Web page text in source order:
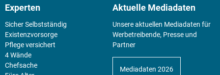
Experten
Sicher Selbstständig
Existenz­vorsorge
Pflege versichert
4 Wände
Chefsache
Aktuelle Mediadaten
Unsere aktuellen Mediadaten für
Werbetreibende, Presse und
Partner
Mediadaten 2026